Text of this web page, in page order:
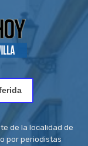
de la localidad de
por periodistas